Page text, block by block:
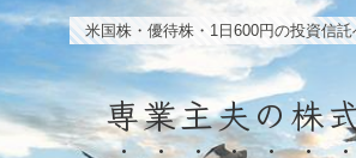
米国株・優待株・1日600円の投資信
専業主夫の株